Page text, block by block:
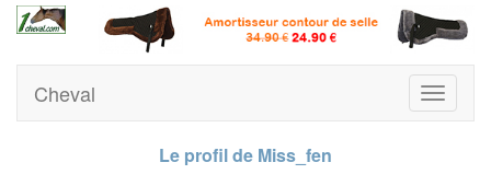
Toggle
Cheval
Le profil de Miss_fen